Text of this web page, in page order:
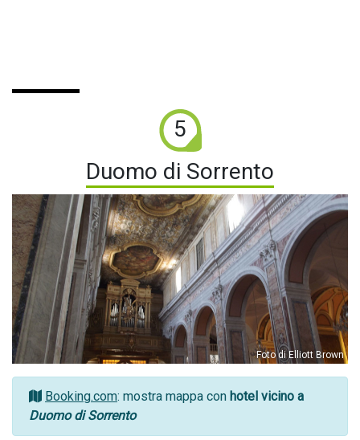
5
Duomo di Sorrento
Foto di Elliott Brown
Booking.com: mostra mappa con hotel vicino a
Duomo di Sorrento